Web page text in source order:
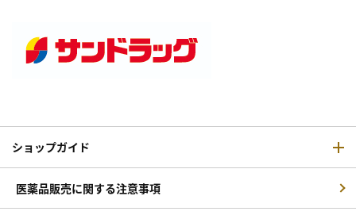
ショップガイド
医薬品販売に関する注意事項